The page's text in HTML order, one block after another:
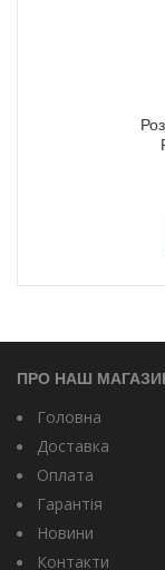
ПРО НАШ
Головна
Доставка
Оплата
Гарантія
Новини
Контакти